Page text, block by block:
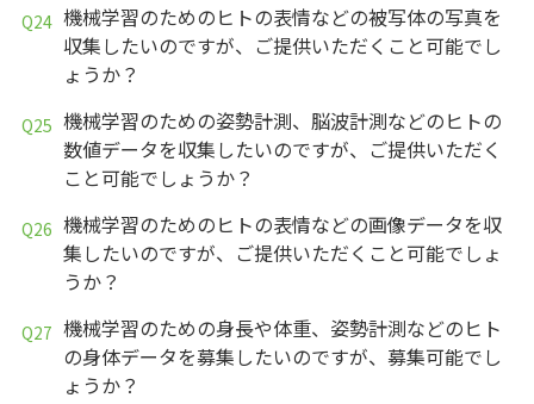
機械学習のためのヒトの表情などの被写体の写真を
収集したいのですが、ご提供いただくこと可能でし
ょうか？
機械学習のための姿勢計測、脳波計測などのヒトの
数値データを収集したいのですが、ご提供いただく
こと可能でしょうか？
機械学習のためのヒトの表情などの画像データを収
集したいのですが、ご提供いただくこと可能でしょ
うか？
機械学習のための身長や体重、姿勢計測などのヒト
の身体データを募集したいのですが、募集可能でし
ょうか？